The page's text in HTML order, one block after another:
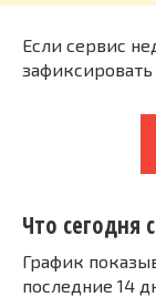
Если сервис
Что сегодня
График
последние 14